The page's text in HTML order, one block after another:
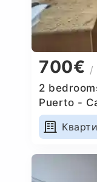
700€ /
2
Puerto -